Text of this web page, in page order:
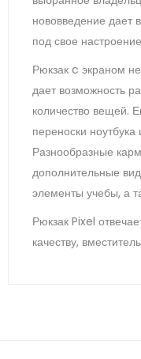
нововведение дает
под свое
Рюкзак c экраном
дает возможность
количество вещей.
переноски ноутбука
Разнообразные
дополнительные
элементы учебы, а
Рюкзак Pixel
качеству,